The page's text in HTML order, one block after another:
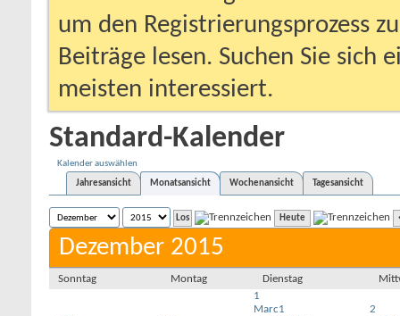
um den Registrierungsprozess
Beiträge lesen. Suchen Sie sich
meisten interessiert.
Standard-Kalender
Kalender auswählen
Jahresansicht
Monatsansicht Wochenansicht Tagesansicht
Heute
Dezember 2015
Sonntag Montag Dienstag
1
Marc1
2